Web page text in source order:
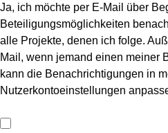
Ja, ich möchte per E-Mail über
Beteiligungsmöglichkeiten
alle Projekte, denen ich folge.
Mail, wenn jemand einen meiner
kann die Benachrichtigungen in
Nutzerkontoeinstellungen